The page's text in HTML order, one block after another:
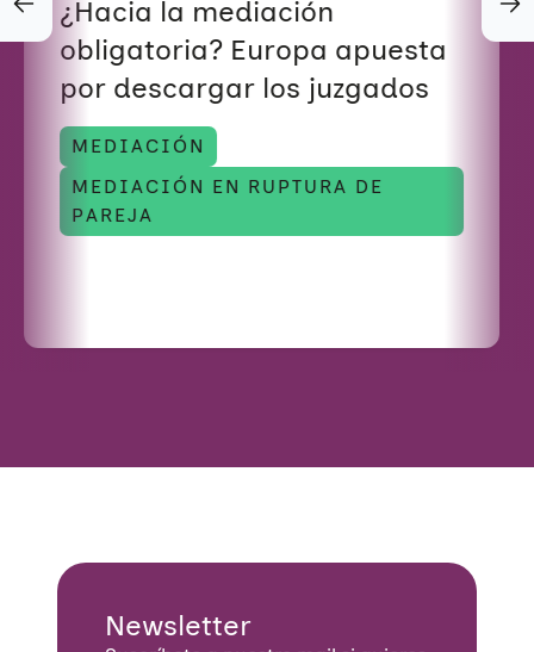
Violencias de género
Incidencia
Trabajo en red
Campañas
Eventos
Si eres empresa
Hazte voluntaria/o
¿Hacia la mediación
obligatoria? Europa apuesta
por descargar los juzgados
MEDIACIÓN
MEDIACIÓN EN RUPTURA DE
PAREJA
Newsletter